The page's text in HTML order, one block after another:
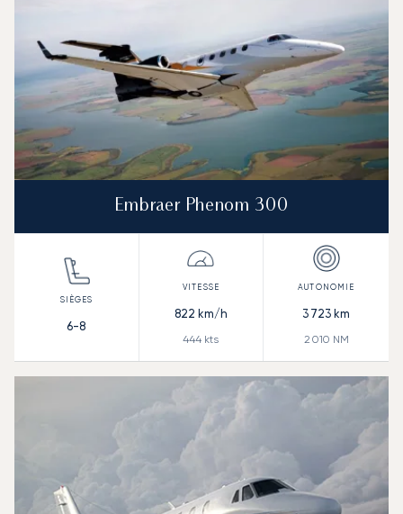
Embraer Phenom 300
6-8
822 km/h
444 kts
3 723 km
2 010 NM